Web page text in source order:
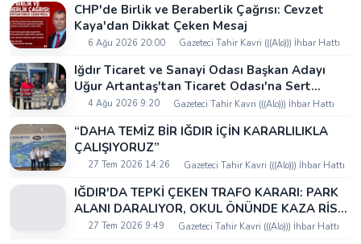
CHP'de Birlik ve Beraberlik Çağrısı: Cevzet
Kaya'dan Dikkat Çeken Mesaj
6 Ağu 2026 20:00 Gazeteci Tahir Kavri (((Alo))) İhbar Hattı
Iğdır Ticaret ve Sanayi Odası Başkan Adayı
Uğur Artantaş'tan Ticaret Odası'na Sert
Eleştiri: "Nakliyeci Sahipsiz Bırakılamaz"
4 Ağu 2026 9:20 Gazeteci Tahir Kavri (((Alo))) İhbar Hattı
“DAHA TEMİZ BİR IĞDIR İÇİN KARARLILIKLA
ÇALIŞIYORUZ”
27 Tem 2026 14:26 Gazeteci Tahir Kavri (((Alo))) İhbar Hattı
IĞDIR'DA TEPKİ ÇEKEN TRAFO KARARI: PARK
ALANI DARALIYOR, OKUL ÖNÜNDE KAZA RİSKİ
İDDİASI VE IĞDIR VALİSİ NEREDE?
27 Tem 2026 9:49 Gazeteci Tahir Kavri (((Alo))) İhbar Hattı